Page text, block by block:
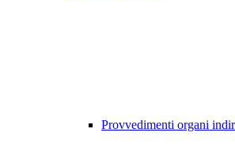
Provvedimenti organi